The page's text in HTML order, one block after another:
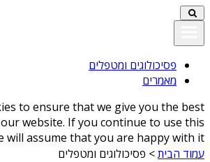
פסיכולוגים ומטפלים
מאמרים
to ensure that we give you the best
website. If you continue to use this
will assume that you are happy with it
עמוד הבית> פסיכולוגים ומטפלים